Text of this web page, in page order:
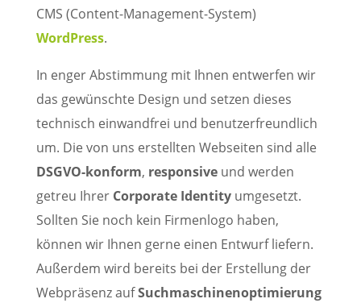
CMS (Content-Management-System)
WordPress.
In enger Abstimmung mit Ihnen entwerfen wir
das gewünschte Design und setzen dieses
technisch einwandfrei und benutzerfreundlich
um. Die von uns erstellten Webseiten sind alle
DSGVO-konform, responsiveund werden
getreu Ihrer Corporate Identityumgesetzt.
Sollten Sie noch kein Firmenlogo haben,
können wir Ihnen gerne einen Entwurf liefern.
Außerdem wird bereits bei der Erstellung der
Webpräsenz aufSuchmaschinenoptimierung